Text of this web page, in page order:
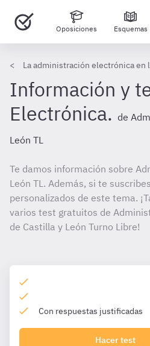
Oposiciones Esquemas
La administración electrónica
Información y
Electrónica. de
León TL
Te damos información sobre
León TL. Además, si te
personalizados de este tema.
varios test gratuitos de
de Castilla y León Turno Libre!
Con respuestas justificadas
Hacer test